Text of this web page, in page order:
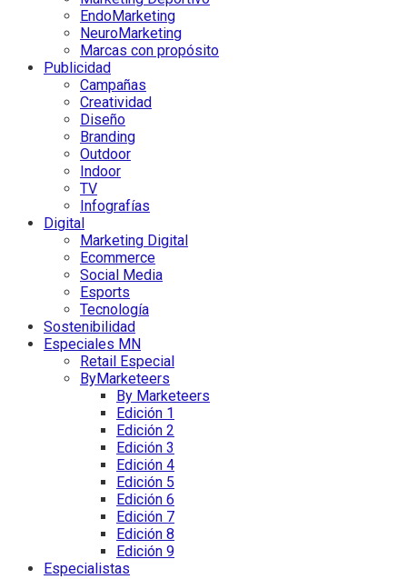
EndoMarketing
NeuroMarketing
Marcas con propósito
Publicidad
Campañas
Creatividad
Diseño
Branding
Outdoor
Indoor
TV
Infografías
Digital
Marketing Digital
Ecommerce
Social Media
Esports
Tecnología
Sostenibilidad
Especiales MN
Retail Especial
ByMarketeers
By Marketeers
Edición 1
Edición 2
Edición 3
Edición 4
Edición 5
Edición 6
Edición 7
Edición 8
Edición 9
Especialistas